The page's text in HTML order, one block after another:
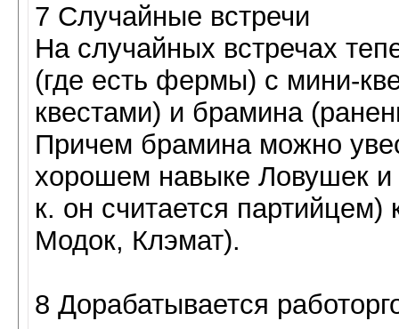
7 Случайные встречи
На случайных встречах
(где есть фермы) с мини-
квестами) и брамина
Причем брамина можно
хорошем навыке Ловушек
к. он считается
Модок, Клэмат).
8 Дорабатывается